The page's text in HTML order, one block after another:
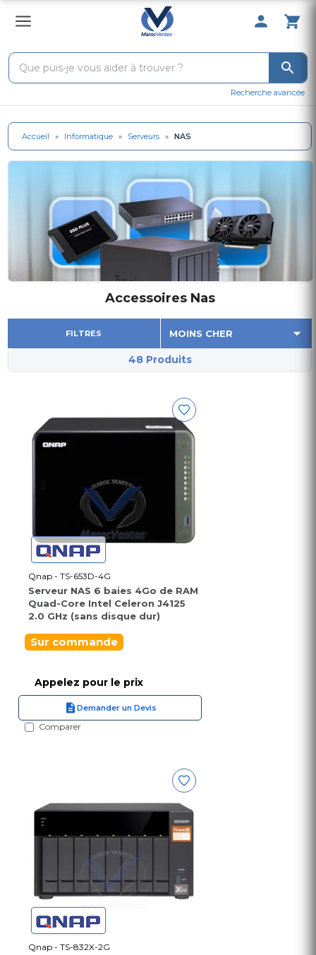
0 Produit
Recherche avancée
Accueil » Informatique » Serveurs » NAS
Accessoires Nas
FILTRES
48 Produits
Qnap - TS-653D-4G
Serveur NAS 6 baies 4Go de RAM
Quad-Core Intel Celeron J4125
2.0 GHz (sans disque dur)
Sur commande
Appelez pour le prix
Demander un Devis
Comparer
Qnap - TS-832X-2G